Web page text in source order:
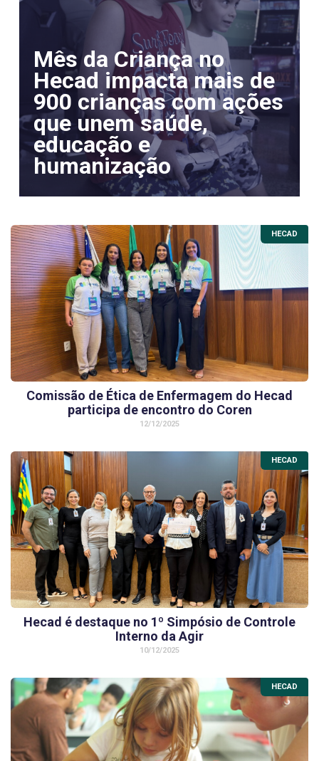
Mês da Criança no
Hecad impacta mais de
900 crianças com ações
que unem saúde,
educação e
humanização
HECAD
Comissão de Ética de Enfermagem do Hecad
participa de encontro do Coren
12/12/2025
HECAD
Hecad é destaque no 1º Simpósio de Controle
Interno da Agir
10/12/2025
HECAD